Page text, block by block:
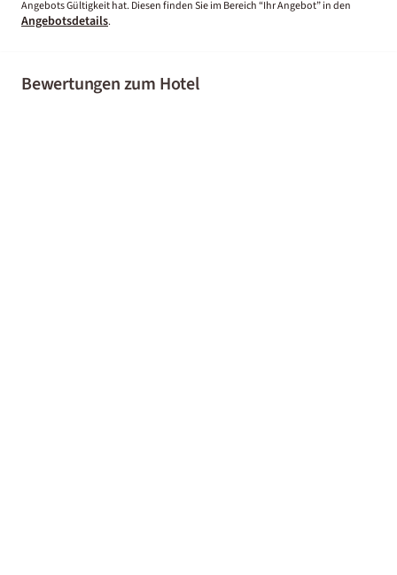
Angebots Gültigkeit hat. Diesen finden Sie im Bereich “Ihr Angebot” in den
Angebotsdetails.
Bewertungen zum Hotel